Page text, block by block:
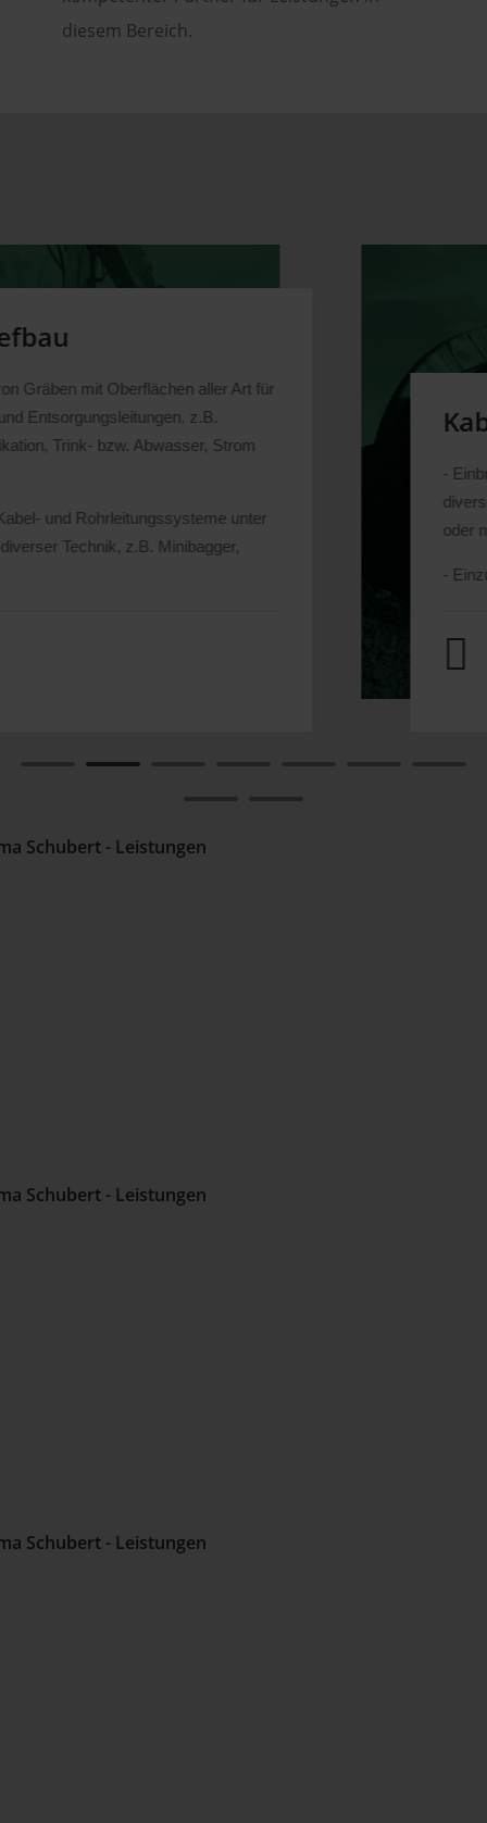
diesem Bereich.
Kabelzug
- Einbringen von Mehrfach- oder Speednetrohren,
diverser Kabel durch den Einsatz einer
oder moderner Einblastechnik
- Einzug in Rohr- oder auch Kabelschachtanlagen